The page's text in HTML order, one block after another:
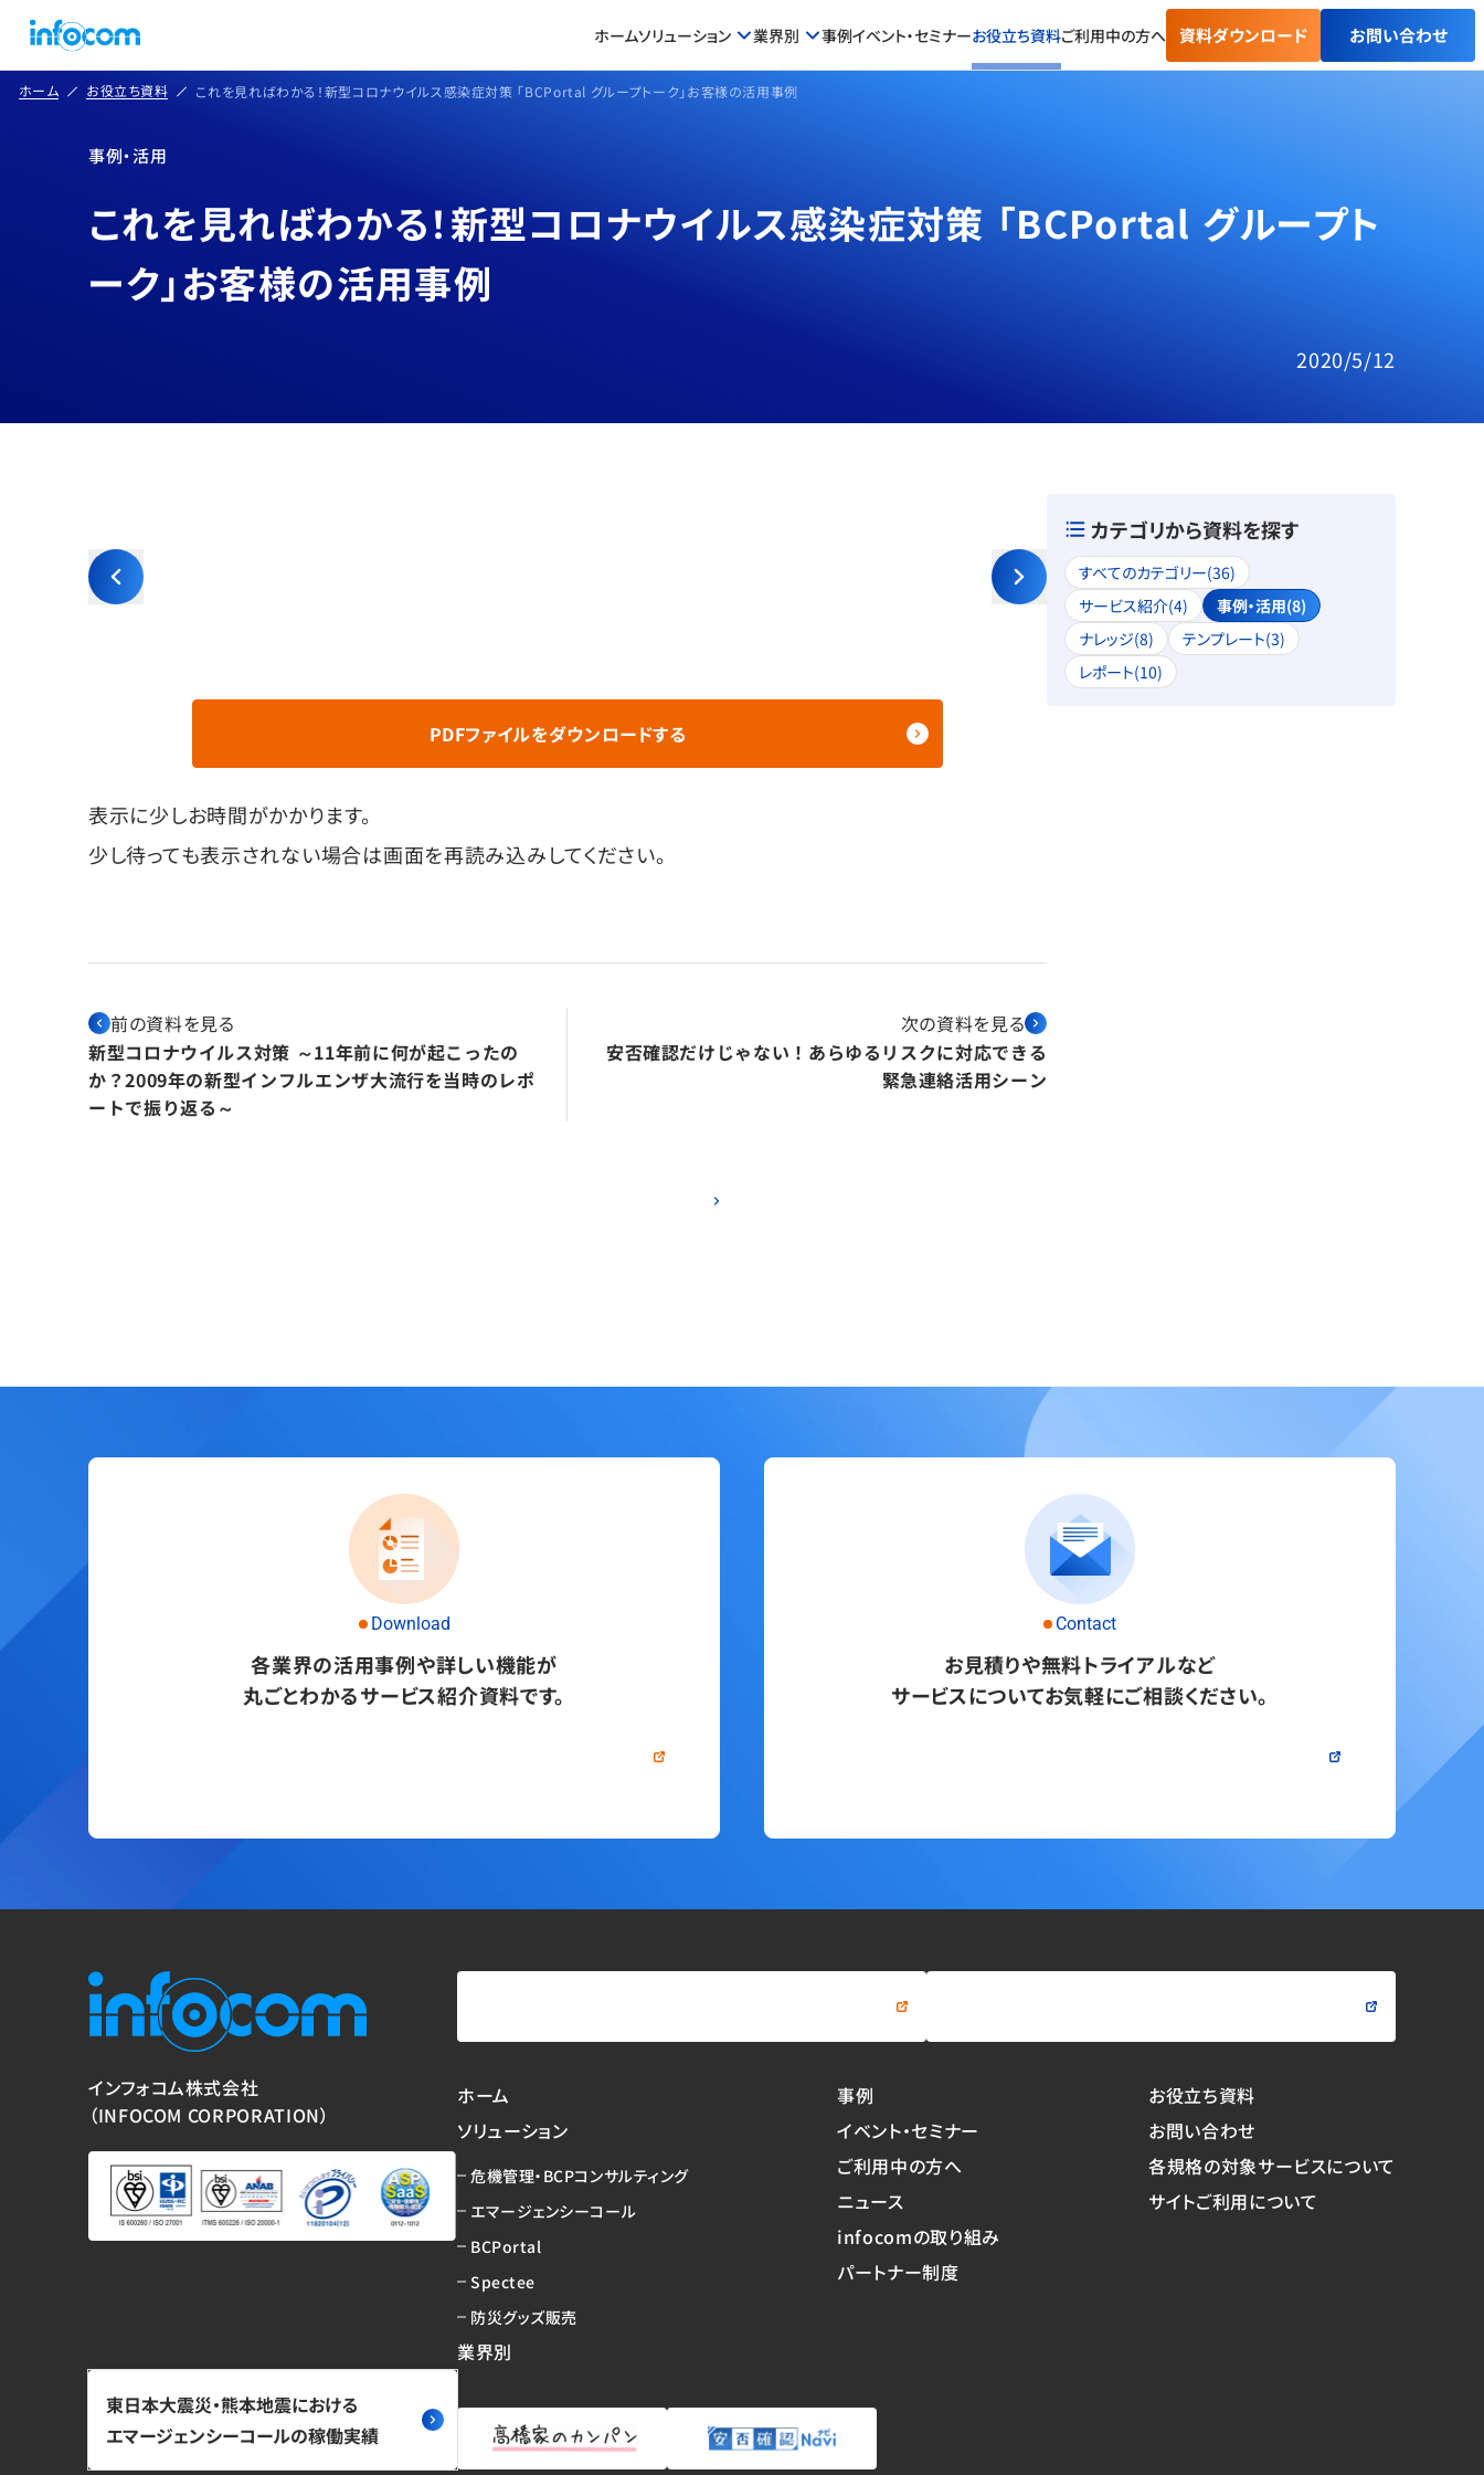
ホームソリューション 業界別 事例イベント・セミナーお役立ち資料ご利用中の方へ 資料ダウンロード お問い合わせ
ホーム お役立ち資料 これを見ればわかる！新型コロナウイルス感染症対策 「BCPortal グループトーク」お客様の活用事例
事例・活用
これを見ればわかる！新型コロナウイルス感染症対策 「BCPortal グループト
ーク」お客様の活用事例
2020/5/12
PDFファイルをダウンロードする
表示に少しお時間がかかります。
少し待っても表示されない場合は画面を再読み込みしてください。
前の資料を見る
新型コロナウイルス対策 ～11年前に何が起こったの
か？2009年の新型インフルエンザ大流行を当時のレポ
ートで振り返る～
次の資料を見る
安否確認だけじゃない！あらゆるリスクに対応できる
緊急連絡活用シーン
カテゴリから資料を探す
すべてのカテゴリー(36)
サービス紹介(4)
事例・活用(8)
ナレッジ(8)
テンプレート(3)
レポート(10)
Download
各業界の活用事例や詳しい機能が
丸ごとわかるサービス紹介資料です。
Contact
お見積りや無料トライアルなど
サービスについてお気軽にご相談ください。
インフォコム株式会社
（INFOCOM CORPORATION）
東日本大震災・熊本地震における
エマージェンシーコールの稼働実績
ホーム
ソリューション
危機管理・BCPコンサルティング
エマージェンシーコール
BCPortal
Spectee
防災グッズ販売
業界別
事例
イベント・セミナー
ご利用中の方へ
ニュース
infocomの取り組み
パートナー制度
お役立ち資料
お問い合わせ
各規格の対象サービスについて
サイトご利用について